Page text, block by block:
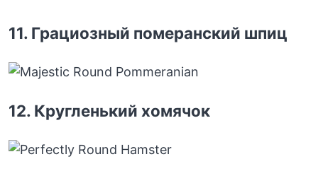
11. Грациозный померанский шпиц
12. Кругленький хомячок